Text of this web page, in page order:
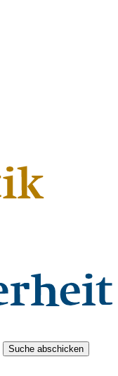
Suche abschicken